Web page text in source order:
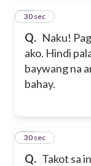
Q. Naku!
ako. Hindi
baywang na
bahay.
14
30 sec
Q. Takot sa
15
30 sec